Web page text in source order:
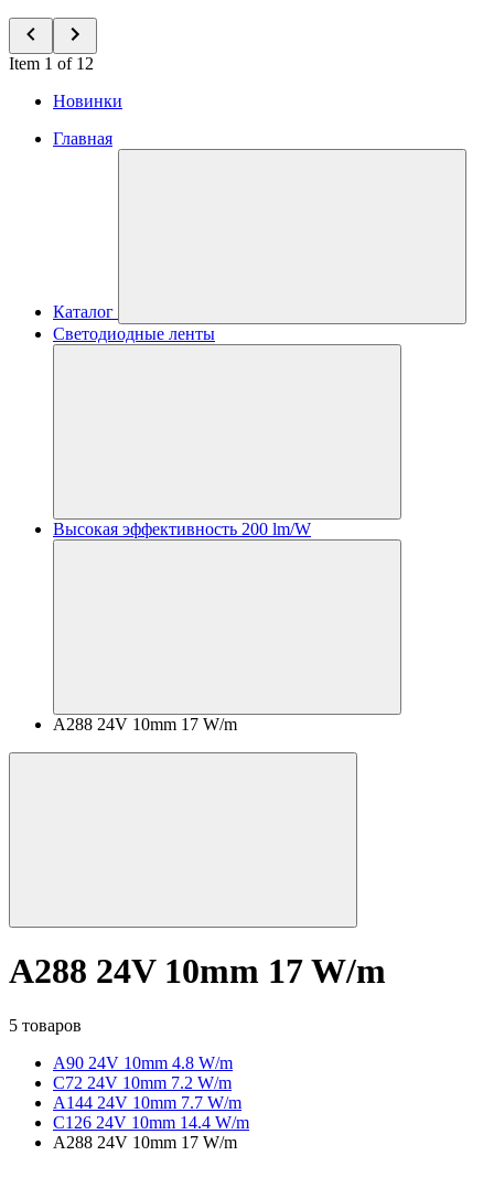
Item 1 of 12
Новинки
Главная
Каталог
Светодиодные ленты
Высокая эффективность 200 lm/W
A288 24V 10mm 17 W/m
A288 24V 10mm 17 W/m
5 товаров
A90 24V 10mm 4.8 W/m
C72 24V 10mm 7.2 W/m
A144 24V 10mm 7.7 W/m
C126 24V 10mm 14.4 W/m
A288 24V 10mm 17 W/m